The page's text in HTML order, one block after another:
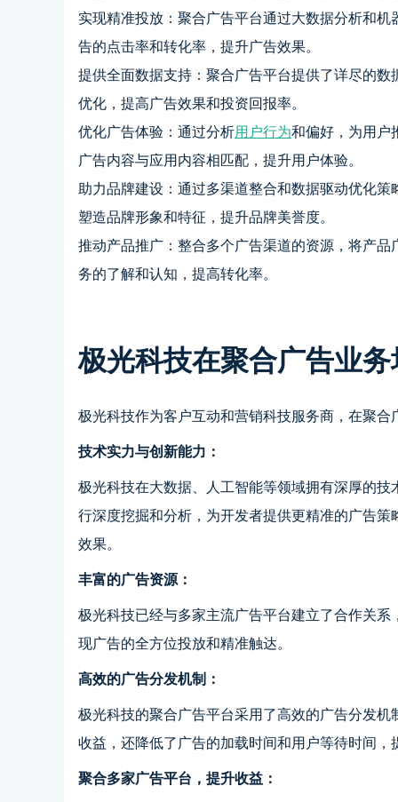
实现精准投放：聚合广告平台通过大数据分析和
告的点击率和转化率，提升广告效果。
提供全面数据支持：聚合广告平台提供了详尽的
优化，提高广告效果和投资回报率。
优化广告体验：通过分析用户行为和偏好，为用户
广告内容与应用内容相匹配，提升用户体验。
助力品牌建设：通过多渠道整合和数据驱动优化
塑造品牌形象和特征，提升品牌美誉度。
推动产品推广：整合多个广告渠道的资源，将产
务的了解和认知，提高转化率。
极光科技在聚合广告业
极光科技作为客户互动和营销科技服务商，在聚
技术实力与创新能力：
极光科技在大数据、人工智能等领域拥有深厚的
行深度挖掘和分析，为开发者提供更精准的广告
效果。
丰富的广告资源：
极光科技已经与多家主流广告平台建立了合作关
现广告的全方位投放和精准触达。
高效的广告分发机制：
极光科技的聚合广告平台采用了高效的广告分发
收益，还降低了广告的加载时间和用户等待时间，
聚合多家广告平台，提升收益：